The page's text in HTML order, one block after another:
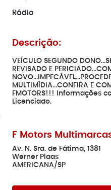
Rádio
Descrição:
VEÍCULO SEGUNDO
REVISADO E
MULTIMÍDIA...CONFIRA E
FMOTORS!!! Informações
Licenciado.
F Motors
Av. N. Sra. de Fátima, 1381
Werner Plaas
AMERICANA/SP